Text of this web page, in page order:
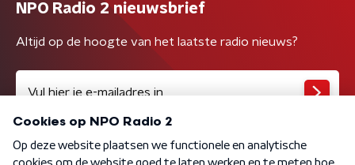
NPO Radio 2 nieuwsbrief
Altijd op de hoogte van het laatste radio nieuws?